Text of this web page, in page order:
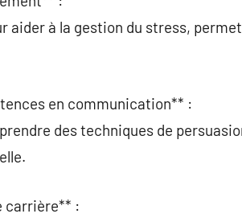
aider à la gestion du stress,
en communication** :
des techniques de
carrière** :